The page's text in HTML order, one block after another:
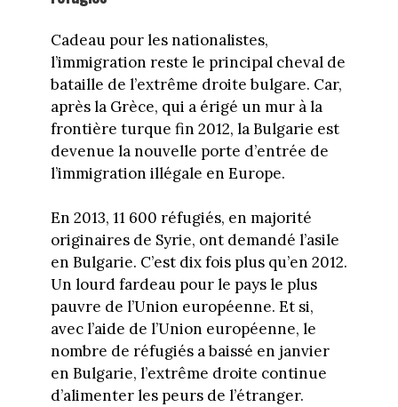
Cadeau pour les nationalistes,
l’immigration reste le principal cheval de
bataille de l’extrême droite bulgare. Car,
après la Grèce, qui a érigé un mur à la
frontière turque fin 2012, la Bulgarie est
devenue la nouvelle porte d’entrée de
l’immigration illégale en Europe.
En 2013, 11 600 réfugiés, en majorité
originaires de Syrie, ont demandé l’asile
en Bulgarie. C’est dix fois plus qu’en 2012.
Un lourd fardeau pour le pays le plus
pauvre de l’Union européenne. Et si,
avec l’aide de l’Union européenne, le
nombre de réfugiés a baissé en janvier
en Bulgarie, l’extrême droite continue
d’alimenter les peurs de l’étranger.